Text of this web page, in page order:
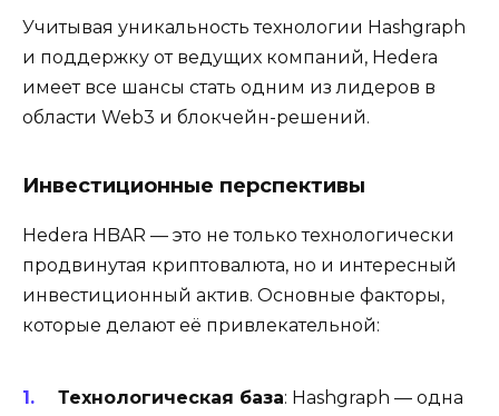
Учитывая уникальность технологии Hashgraph
и поддержку от ведущих компаний, Hedera
имеет все шансы стать одним из лидеров в
области Web3 и блокчейн-решений.
Инвестиционные перспективы
Hedera HBAR — это не только технологически
продвинутая криптовалюта, но и интересный
инвестиционный актив. Основные факторы,
которые делают её привлекательной:
Технологическая база: Hashgraph — одна